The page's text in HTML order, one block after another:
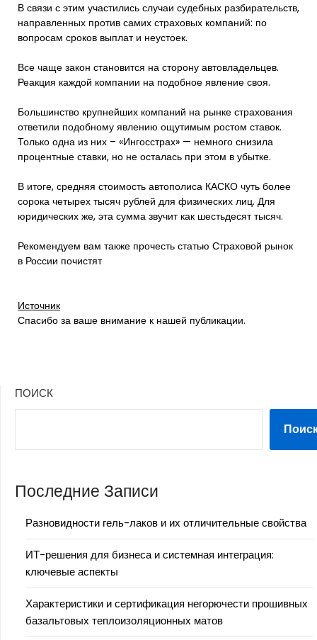
В связи с этим участились случаи судебных разбирательств,
направленных против самих страховых компаний: по
вопросам сроков выплат и неустоек.
Все чаще закон становится на сторону автовладельцев.
Реакция каждой компании на подобное явление своя.
Большинство крупнейших компаний на рынке страхования
ответили подобному явлению ощутимым ростом ставок.
Только одна из них – «Ингосстрах» — немного снизила
процентные ставки, но не осталась при этом в убытке.
В итоге, средняя стоимость автополиса КАСКО чуть более
сорока четырех тысяч рублей для физических лиц. Для
юридических же, эта сумма звучит как шестьдесят тысяч.
Рекомендуем вам также прочесть статью Страховой рынок
в России почистят
Источник
Спасибо за ваше внимание к нашей публикации.
ПОИСК
Последние Записи
Разновидности гель-лаков и их отличительные свойства
ИТ-решения для бизнеса и системная интеграция:
ключевые аспекты
Характеристики и сертификация негорючести прошивных
базальтовых теплоизоляционных матов